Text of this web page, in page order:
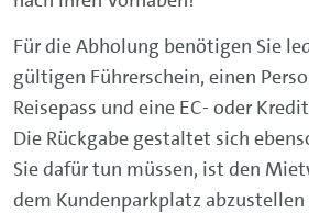
Für die Abholung benötigen Sie
gültigen Führerschein, einen
Reisepass und eine EC- oder
Die Rückgabe gestaltet sich
Sie dafür tun müssen, ist den
dem Kundenparkplatz